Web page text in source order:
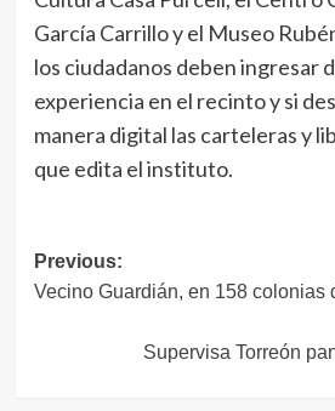
García Carrillo y el Museo
los ciudadanos deben ingresar
experiencia en el recinto y si
manera digital las carteleras y
que edita el instituto.
Navegación
de
entradas
Previous:
Vecino Guardián, en 158 colonias
Supervisa Torreón